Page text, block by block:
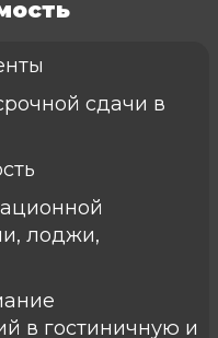
сдачи в
лоджи,
в гостиничную и